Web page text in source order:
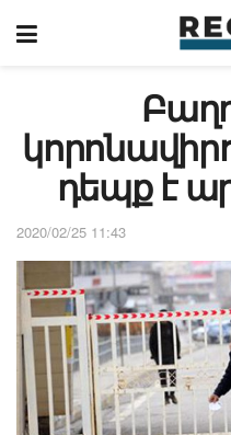
դեպք է
2020/02/25 11:43